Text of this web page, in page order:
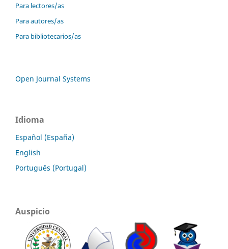
Para lectores/as
Para autores/as
Para bibliotecarios/as
Open Journal Systems
Idioma
Español (España)
English
Português (Portugal)
Auspicio